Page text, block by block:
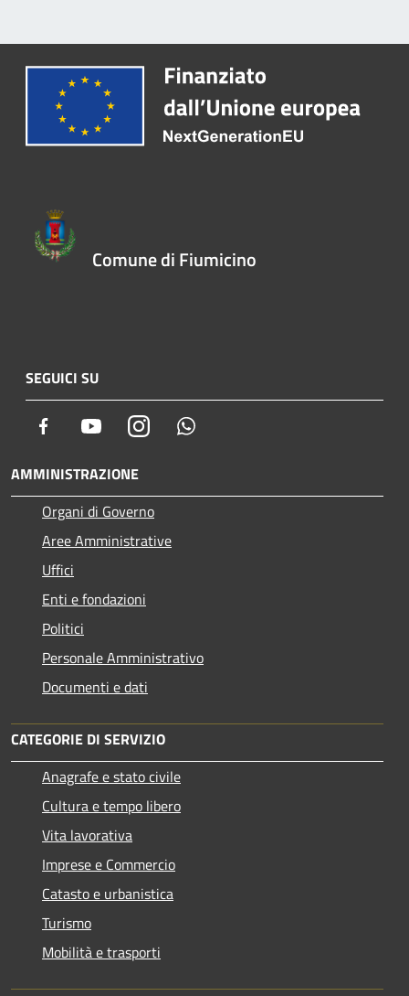
Comune di Fiumicino
SEGUICI SU
Facebook YoutubeInstagram
AMMINISTRAZIONE
Organi di Governo
Aree Amministrative
Uffici
Enti e fondazioni
Politici
Personale Amministrativo
Documenti e dati
CATEGORIE DI SERVIZIO
Anagrafe e stato civile
Cultura e tempo libero
Vita lavorativa
Imprese e Commercio
Catasto e urbanistica
Turismo
Mobilità e trasporti